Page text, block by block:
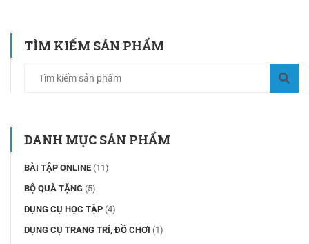
TÌM KIẾM SẢN PHẨM
DANH MỤC SẢN PHẨM
BÀI TẬP ONLINE (11)
BỘ QUÀ TẶNG (5)
DỤNG CỤ HỌC TẬP (4)
DỤNG CỤ TRANG TRÍ, ĐỒ CHƠI (1)